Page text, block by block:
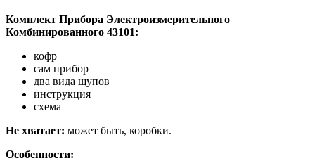
Комплект Прибора Электроизмерительного
Комбинированного 43101:
кофр
сам прибор
два вида щупов
инструкция
схема
Не хватает: может быть, коробки.
Особенности: